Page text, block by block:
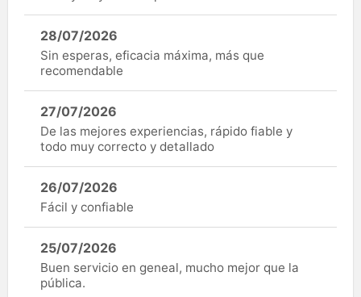
28/07/2026
Sin esperas, eficacia máxima, más que
recomendable
27/07/2026
De las mejores experiencias, rápido fiable y
todo muy correcto y detallado
26/07/2026
Fácil y confiable
25/07/2026
Buen servicio en geneal, mucho mejor que la
pública.